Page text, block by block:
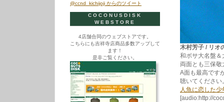
木村芳子 / リオ
和ボサ大名盤＆
両面とも三保
A面も最高です
聴いてください
人魚に恋した少
[audio:http://
@ccnd_kichijoji からのツイート
COCONUSDISK
WEBSTORE
4店舗合同のウェブストアです。
こちらにも吉祥寺店商品多数アップして
ます！
是非ご覧ください。